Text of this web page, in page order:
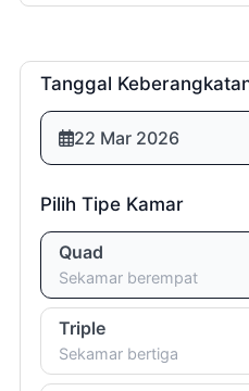
minggu
100%
Room List
Tanggal
22 Mar 2026
Pilih Tipe Kamar
Quad
Sekamar berempat
Triple
Sekamar bertiga